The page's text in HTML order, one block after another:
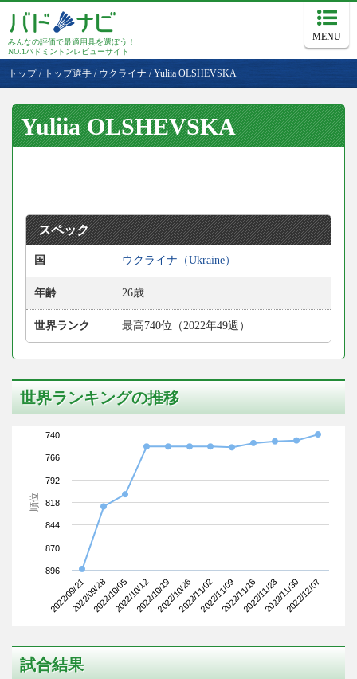
みんなの評価で最適用具を選ぼう！
NO.1バドミントンレビューサイト
MENU
トップ/ トップ選手 / ウクライナ /Yuliia OLSHEVSKA
Yuliia OLSHEVSKA
スペック
国 ウクライナ（Ukraine）
年齢 26歳
世界ランク 最高740位（2022年49週）
世界ランキングの推移
順位
2022/09/212022/09/282022/10/052022/10/122022/10/192022/10/262022/11/022022/11/092022/11/162022/11/232022/11/302022/12/07
740
766
792
818
844
870
896
試合結果